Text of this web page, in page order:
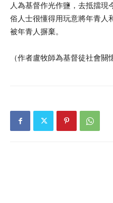
人為基督作光作鹽，去抵擋現
俗人士很懂得用玩意將年青人
被年青人摒棄。
（作者盧牧師為基督徒社會關